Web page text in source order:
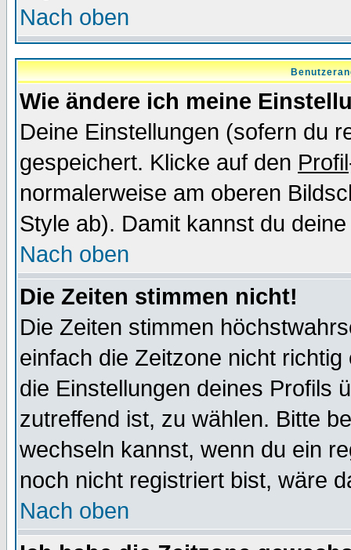
Nach oben
Wie ändere ich meine
Deine Einstellungen (sofern du
gespeichert. Klicke auf den Profil
normalerweise am oberen
Style ab). Damit kannst du
Nach oben
Die Zeiten stimmen nicht!
Die Zeiten stimmen
einfach die Zeitzone nicht
die Einstellungen deines Profils
zutreffend ist, zu wählen. Bitte
wechseln kannst, wenn du ein
noch nicht registriert bist, wäre
Nach oben